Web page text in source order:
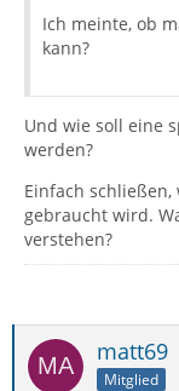
Ich meinte, ob
kann?
Und wie soll eine
werden?
Einfach
gebraucht wird.
verstehen?
matt69
Mitglied